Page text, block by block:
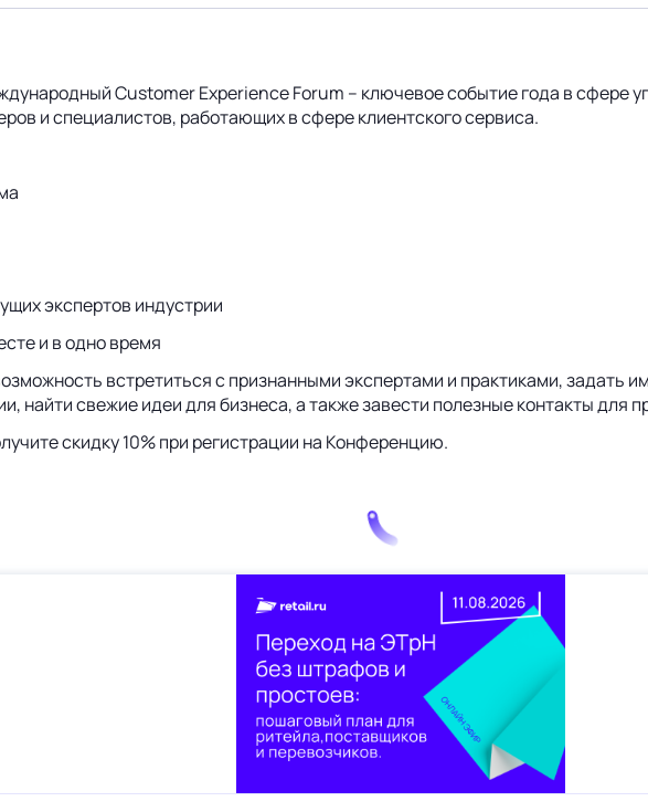
Customer Experience Forum – ключевое событие года в сфере
и специалистов, работающих в сфере клиентского сервиса.
экспертов индустрии
и в одно время
встретиться с признанными экспертами и практиками, задать
найти свежие идеи для бизнеса, а также завести полезные контакты для
скидку 10% при регистрации на Конференцию.